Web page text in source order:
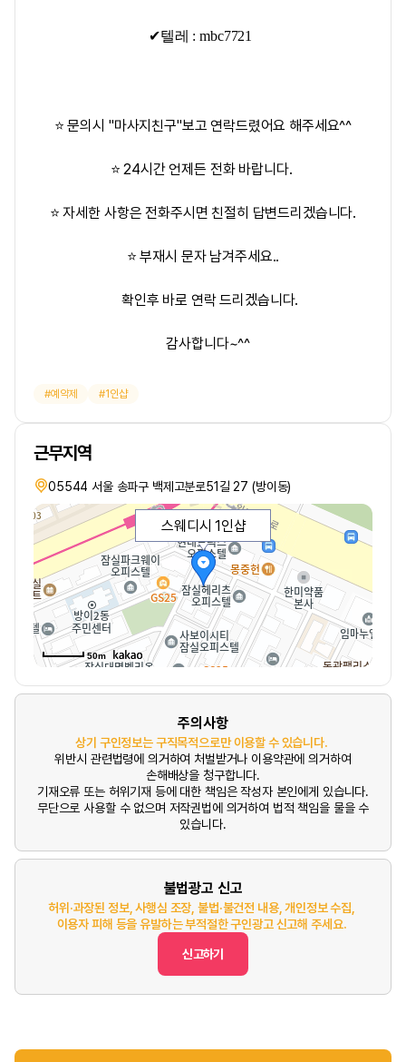
✔텔레 : mbc7721
⭐ 문의시 "마사지친구"보고 연락드렸어요 해주세요^^
⭐ 24시간 언제든 전화 바랍니다.
⭐ 자세한 사항은 전화주시면 친절히 답변드리겠습니다.
⭐ 부재시 문자 남겨주세요..
확인후 바로 연락 드리겠습니다.
감사합니다~^^
예약제 1인샵
근무지역
05544 서울 송파구 백제고분로51길 27 (방이동)
스웨디시 1인샵
50m
주의사항
상기 구인정보는 구직목적으로만 이용할 수 있습니다.
위반시 관련법령에 의거하여 처벌받거나 이용약관에 의거하여
손해배상을 청구합니다.
기재오류 또는 허위기재 등에 대한 책임은 작성자 본인에게 있습니다.
무단으로 사용할 수 없으며 저작권법에 의거하여 법적 책임을 물을 수
있습니다.
불법광고 신고
허위·과장된 정보, 사행심 조장, 불법·불건전 내용, 개인정보 수집,
이용자 피해 등을 유발하는 부적절한 구인광고 신고해 주세요.
신고하기